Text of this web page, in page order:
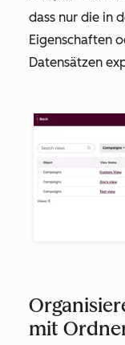
dass nur die in
Eigenschaften
Datensätzen
mit